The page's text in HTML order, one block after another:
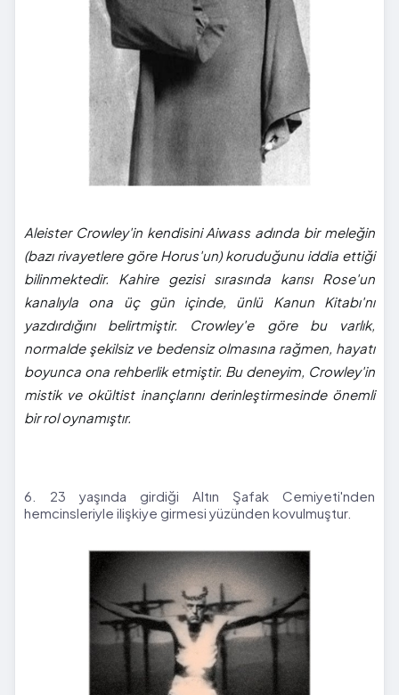
Aleister Crowley'in kendisini Aiwass adında bir meleğin
(bazı rivayetlere göre Horus'un) koruduğunu iddia ettiği
bilinmektedir. Kahire gezisi sırasında karısı Rose'un
kanalıyla ona üç gün içinde, ünlü Kanun Kitabı'nı
yazdırdığını belirtmiştir. Crowley'e göre bu varlık,
normalde şekilsiz ve bedensiz olmasına rağmen, hayatı
boyunca ona rehberlik etmiştir. Bu deneyim, Crowley'in
mistik ve okültist inançlarını derinleştirmesinde önemli
bir rol oynamıştır.
6. 23 yaşında girdiği Altın Şafak Cemiyeti'nden
hemcinsleriyle ilişkiye girmesi yüzünden kovulmuştur.